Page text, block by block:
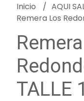
Inicio
AQUI
Remera Los
TALLE